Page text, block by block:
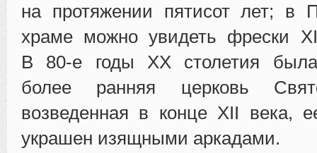
на протяжении пятисот лет; в
храме можно увидеть фрески
В 80-е годы ХХ столетия была
более ранняя церковь
возведенная в конце XII века,
украшен изящными аркадами.